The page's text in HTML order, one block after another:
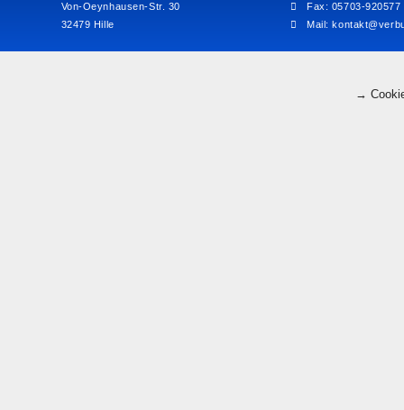
Von-Oeynhausen-Str. 30
32479 Hille
Fax: 05703-920577
Mail:
→